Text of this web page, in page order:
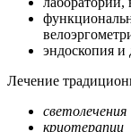
эндоскопия и
Лечение
светолечения
криотерапии